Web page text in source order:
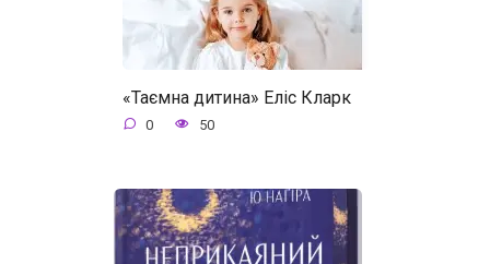
«Таємна дитина» Еліс Кларк
0 50